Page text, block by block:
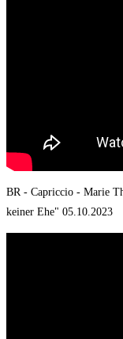
BR - Capriccio - Marie
keiner Ehe" 05.10.2023